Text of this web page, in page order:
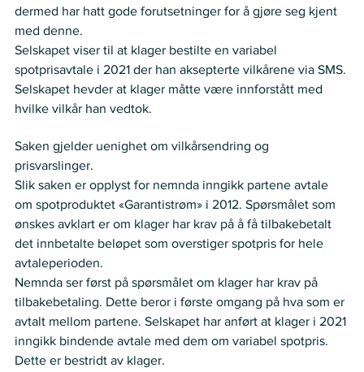
dermed har hatt gode forutsetninger for å gjøre seg kjent
med denne.
Selskapet viser til at klager bestilte en variabel
spotprisavtale i 2021 der han aksepterte vilkårene via SMS.
Selskapet hevder at klager måtte være innforstått med
hvilke vilkår han vedtok.
Saken gjelder uenighet om vilkårsendring og
prisvarslinger.
Slik saken er opplyst for nemnda inngikk partene avtale
om spotproduktet «Garantistrøm» i 2012. Spørsmålet som
ønskes avklart er om klager har krav på å få tilbakebetalt
det innbetalte beløpet som overstiger spotpris for hele
avtaleperioden.
Nemnda ser først på spørsmålet om klager har krav på
tilbakebetaling. Dette beror i første omgang på hva som er
avtalt mellom partene. Selskapet har anført at klager i 2021
inngikk bindende avtale med dem om variabel spotpris.
Dette er bestridt av klager.